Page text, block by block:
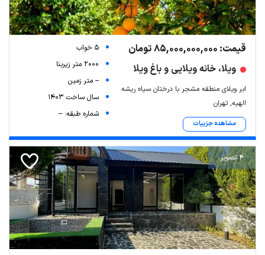
قیمت: 85,000,000,000 تومان
ویلا، خانه ویلایی و باغ ویلا
ابر ویلای منطقه مشجر با درختان سیاه ریشه
الهیه, تهران
مشاهده جزییات
5 خواب
2000 متر زیربنا
-- متر زمین
سال ساخت 1403
شماره طبقه: --
4 تصویر